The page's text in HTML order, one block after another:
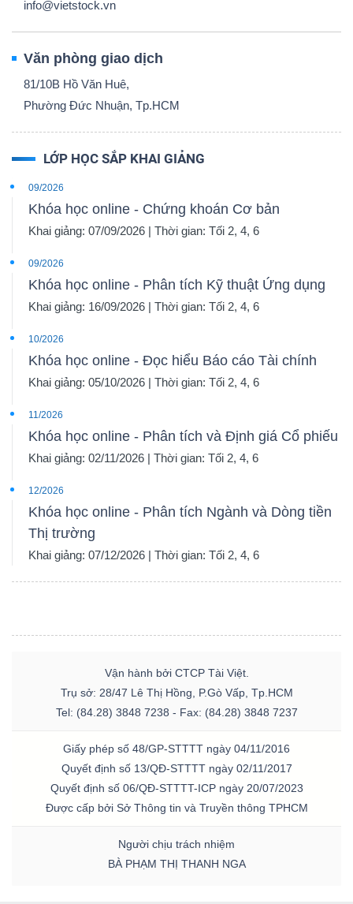
info@vietstock.vn
Văn phòng giao dịch
81/10B Hồ Văn Huê,
Phường Đức Nhuận, Tp.HCM
LỚP HỌC SẮP KHAI GIẢNG
09/2026
Khóa học online - Chứng khoán Cơ bản
Khai giảng: 07/09/2026 | Thời gian: Tối 2, 4, 6
09/2026
Khóa học online - Phân tích Kỹ thuật Ứng dụng
Khai giảng: 16/09/2026 | Thời gian: Tối 2, 4, 6
10/2026
Khóa học online - Đọc hiểu Báo cáo Tài chính
Khai giảng: 05/10/2026 | Thời gian: Tối 2, 4, 6
11/2026
Khóa học online - Phân tích và Định giá Cổ phiếu
Khai giảng: 02/11/2026 | Thời gian: Tối 2, 4, 6
12/2026
Khóa học online - Phân tích Ngành và Dòng tiền
Thị trường
Khai giảng: 07/12/2026 | Thời gian: Tối 2, 4, 6
Vận hành bởi CTCP Tài Việt.
Trụ sở: 28/47 Lê Thị Hồng, P.Gò Vấp, Tp.HCM
Tel: (84.28) 3848 7238 - Fax: (84.28) 3848 7237
Giấy phép số 48/GP-STTTT ngày 04/11/2016
Quyết định số 13/QĐ-STTTT ngày 02/11/2017
Quyết định số 06/QĐ-STTTT-ICP ngày 20/07/2023
Được cấp bởi Sở Thông tin và Truyền thông TPHCM
Người chịu trách nhiệm
BÀ PHẠM THỊ THANH NGA